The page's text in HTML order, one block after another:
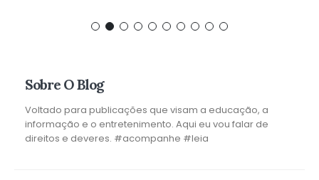
Sobre O Blog
Voltado para publicações que visam a educação, a
informação e o entretenimento. Aqui eu vou falar de
direitos e deveres. #acompanhe #leia